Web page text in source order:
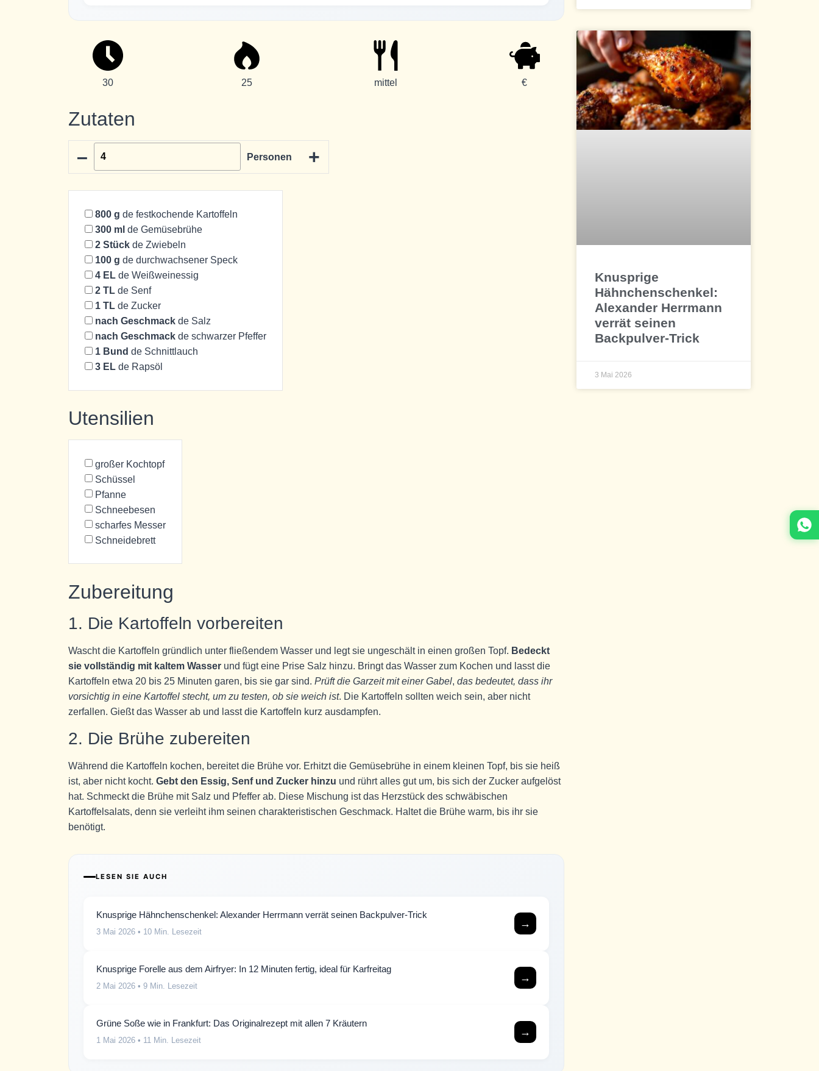
Knusprige
Hähnchenschenkel:
Alexander Herrmann
verrät seinen
Backpulver-Trick
3 Mai 2026
30 25 mittel €
Zutaten
–
Personen +
800 g de festkochende Kartoffeln
300 ml de Gemüsebrühe
2 Stück de Zwiebeln
100 g de durchwachsener Speck
4 EL de Weißweinessig
2 TL de Senf
1 TL de Zucker
nach Geschmack de Salz
nach Geschmack de schwarzer Pfeffer
1 Bund de Schnittlauch
3 EL de Rapsöl
Utensilien
großer Kochtopf
Schüssel
Pfanne
Schneebesen
scharfes Messer
Schneidebrett
Zubereitung
1. Die Kartoffeln vorbereiten
Wascht die Kartoffeln gründlich unter fließendem Wasser und legt sie ungeschält in einen großen Topf. Bedeckt
sie vollständig mit kaltem Wasser und fügt eine Prise Salz hinzu. Bringt das Wasser zum Kochen und lasst die
Kartoffeln etwa 20 bis 25 Minuten garen, bis sie gar sind. Prüft die Garzeit mit einer Gabel, das bedeutet, dass ihr
vorsichtig in eine Kartoffel stecht, um zu testen, ob sie weich ist. Die Kartoffeln sollten weich sein, aber nicht
zerfallen. Gießt das Wasser ab und lasst die Kartoffeln kurz ausdampfen.
2. Die Brühe zubereiten
Während die Kartoffeln kochen, bereitet die Brühe vor. Erhitzt die Gemüsebrühe in einem kleinen Topf, bis sie heiß
ist, aber nicht kocht. Gebt den Essig, Senf und Zucker hinzu und rührt alles gut um, bis sich der Zucker aufgelöst
hat. Schmeckt die Brühe mit Salz und Pfeffer ab. Diese Mischung ist das Herzstück des schwäbischen
Kartoffelsalats, denn sie verleiht ihm seinen charakteristischen Geschmack. Haltet die Brühe warm, bis ihr sie
benötigt.
LESEN SIE AUCH
Knusprige Hähnchenschenkel: Alexander Herrmann verrät seinen Backpulver-Trick
3 Mai 2026 • 10 Min. Lesezeit
→
Knusprige Forelle aus dem Airfryer: In 12 Minuten fertig, ideal für Karfreitag
2 Mai 2026 • 9 Min. Lesezeit
→
Grüne Soße wie in Frankfurt: Das Originalrezept mit allen 7 Kräutern
1 Mai 2026 • 11 Min. Lesezeit
→